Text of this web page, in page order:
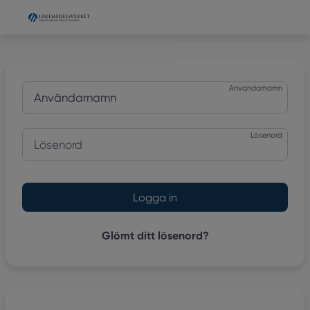
Portal
Användarnamn
Lösenord
Engångskod
Glömt ditt lösenord?